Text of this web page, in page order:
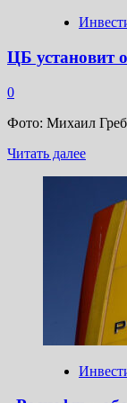
ЦБ установит
0
Фото: Михаил
Читать далее
курсы
валют
на
28